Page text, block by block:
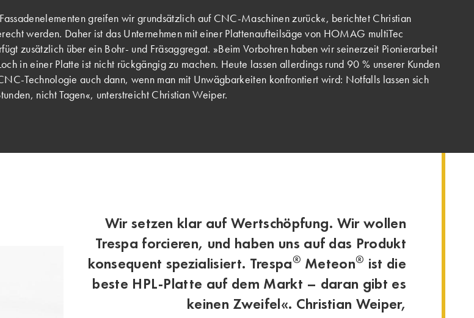
greifen wir grundsätzlich auf CNC-Maschinen zurück«, berichtet Christian
werden. Daher ist das Unternehmen mit einer Plattenaufteilsäge von HOMAG multiTec
zusätzlich über ein Bohr- und Fräsaggregat. »Beim Vorbohren haben wir seinerzeit Pionierarbeit
in einer Platte ist nicht rückgängig zu machen. Heute lassen allerdings rund 90 % unserer Kunden
Technologie auch dann, wenn man mit Unwägbarkeiten konfrontiert wird: Notfalls lassen sich
nicht Tagen«, unterstreicht Christian Weiper.
Wir setzen klar auf Wertschöpfung. Wir wollen
Trespa forcieren, und haben uns auf das Produkt
konsequent spezialisiert. Trespa® Meteon® ist die
beste HPL-Platte auf dem Markt – daran gibt es
keinen Zweifel«. Christian Weiper,